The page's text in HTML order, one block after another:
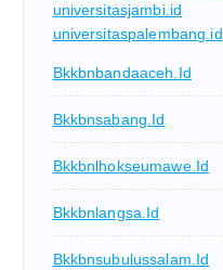
universitasjambi.id
universitaspalembang.id
Bkkbnbandaaceh.id
Bkkbnsabang.id
Bkkbnlhokseumawe.id
Bkkbnlangsa.id
Bkkbnsubulussalam.id